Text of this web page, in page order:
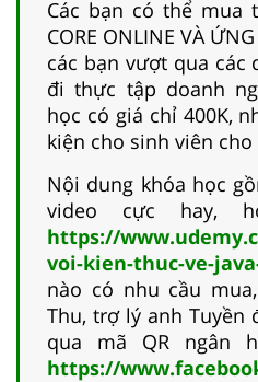
Các bạn có thể mua
CORE ONLINE VÀ
các bạn vượt qua các
đi thực tập doanh
học có giá chỉ 400K,
kiện cho sinh viên
Nội dung khóa học
video cực hay,
https://
voi-kien-thuc-ve-
nào có nhu cầu
Thu, trợ lý anh Tuyền
qua mã QR ngân
https://